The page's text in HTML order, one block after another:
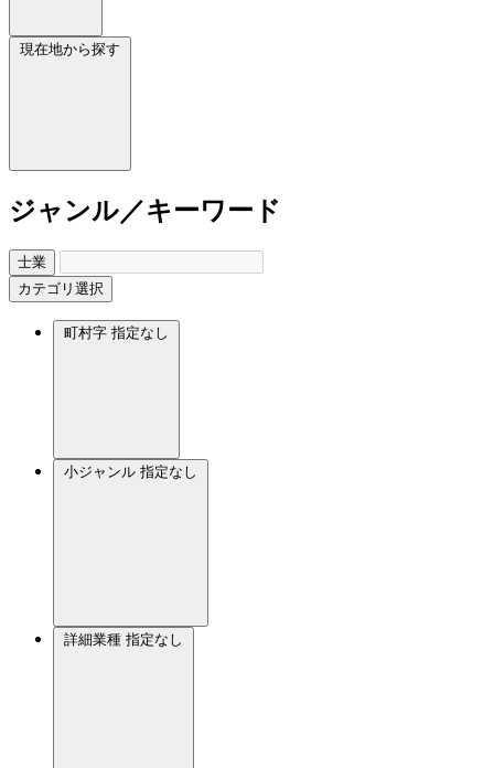
現在地から探す
ジャンル／キーワード
士業
カテゴリ選択
町村字 指定なし
小ジャンル 指定なし
詳細業種 指定なし